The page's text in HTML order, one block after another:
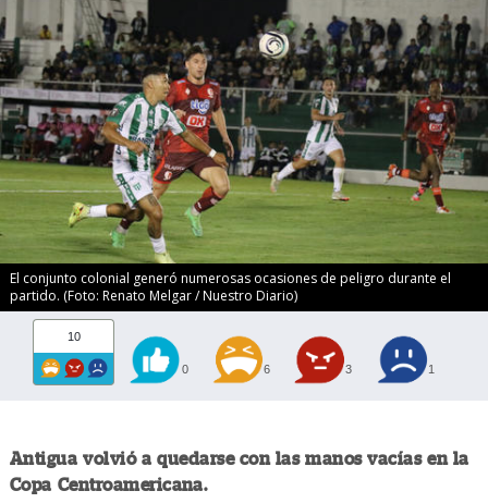
El conjunto colonial generó numerosas ocasiones de peligro durante el
partido. (Foto: Renato Melgar / Nuestro Diario)
10
0 6 3 1
Antigua volvió a quedarse con las manos vacías en la
Copa Centroamericana.